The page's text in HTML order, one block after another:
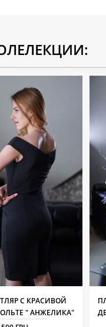
С КРАСИВОЙ
" АНЖЕЛИКА"